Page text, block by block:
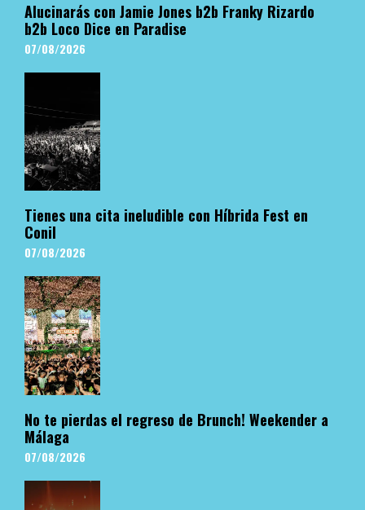
Alucinarás con Jamie Jones b2b Franky Rizardo
b2b Loco Dice en Paradise
07/08/2026
Tienes una cita ineludible con Híbrida Fest en
Conil
07/08/2026
No te pierdas el regreso de Brunch! Weekender a
Málaga
07/08/2026